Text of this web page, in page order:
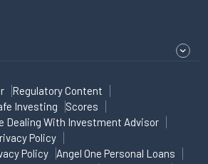
Regulatory Content
Investing
Scores
Dealing With Investment Advisor
Policy
Policy
Angel One Personal Loans